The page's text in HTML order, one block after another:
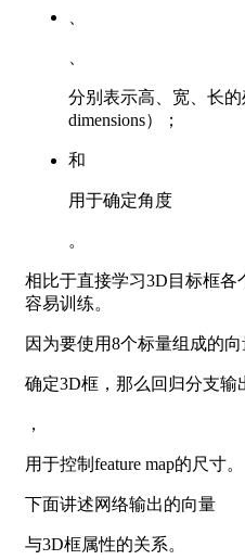
分别表示高、宽、长的
dimensions）；
和
用于确定角度
。
相比于直接学习3D目标框各
容易训练。
因为要使用8个标量组成的
确定3D框，那么回归分支输
，
用于控制feature map的尺寸。
下面讲述网络输出的向量
与3D框属性的关系。